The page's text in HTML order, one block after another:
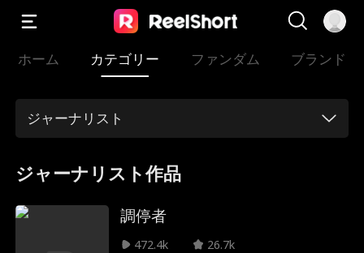
ホーム カテゴリー ファンダム ブランド
ジャーナリスト
ジャーナリスト作品
調停者
472.4k
26.7k